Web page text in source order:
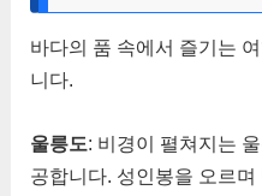
바다의 품 속에서 즐기는
니다.
울릉도: 비경이 펼쳐지는
공합니다. 성인봉을 오르